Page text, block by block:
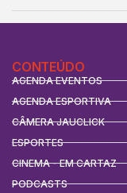
CONTEÚDO
AGENDA EVENTOS
AGENDA ESPORTIVA
CÂMERA JAUCLICK
ESPORTES
CINEMA - EM CARTAZ
PODCASTS